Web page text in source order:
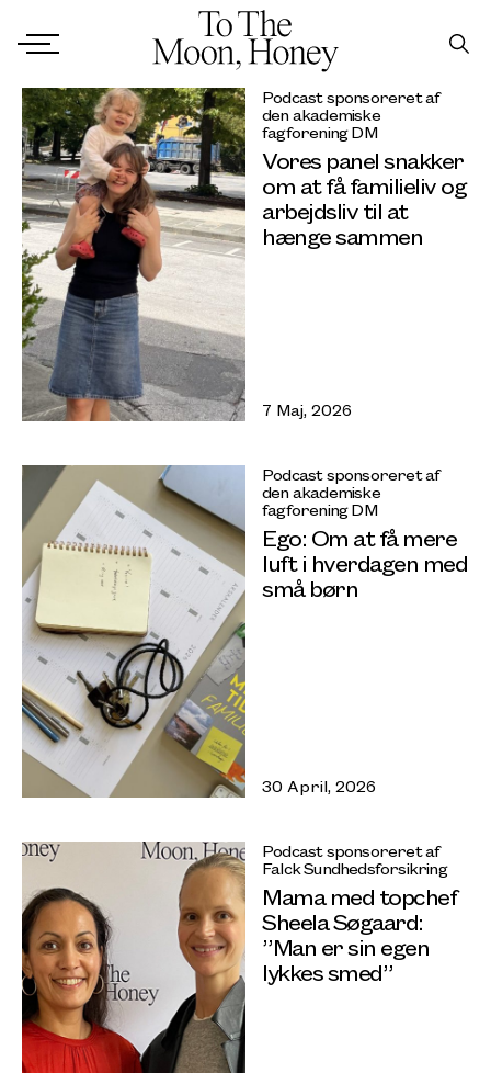
Podcast sponsoreret af
den akademiske
fagforening DM
Vores panel snakker
om at få familieliv og
arbejdsliv til at
hænge sammen
7 Maj, 2026
Podcast sponsoreret af
den akademiske
fagforening DM
Ego: Om at få mere
luft i hverdagen med
små børn
30 April, 2026
Podcast sponsoreret af
Falck Sundhedsforsikring
Mama med topchef
Sheela Søgaard:
”Man er sin egen
lykkes smed”